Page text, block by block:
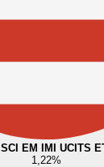
EM IMI UCITS
1,22%